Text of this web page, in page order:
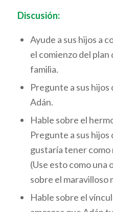
Discusión:
Ayude a sus hijos a
el comienzo del
familia.
Pregunte a sus hijos
Adán.
Hable sobre el
Pregunte a sus hijos
gustaría tener como
(Use esto como una
sobre el maravilloso
Hable sobre el